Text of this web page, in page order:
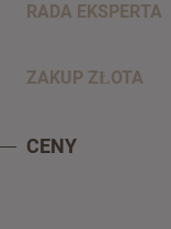
RADA EKSPERTA
ZAKUP ZŁOTA
CENY